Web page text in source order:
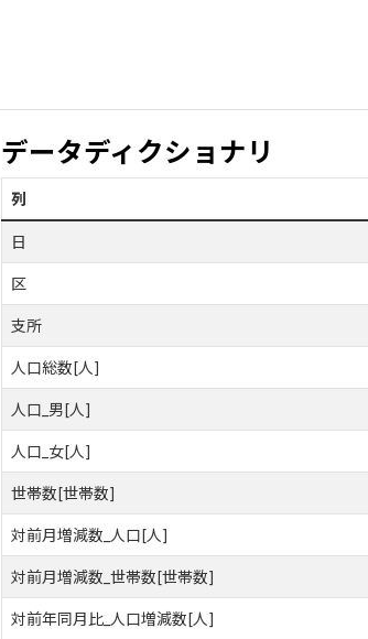
データディクショナリ
列
日
区
支所
人口総数[人]
人口_男[人]
人口_女[人]
世帯数[世帯数]
対前月増減数_人口[人]
対前月増減数_世帯数[世帯数]
対前年同月比_人口増減数[人]